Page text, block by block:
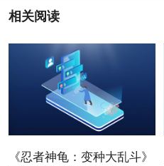
相关阅读
《忍者神龟：变种大乱斗》